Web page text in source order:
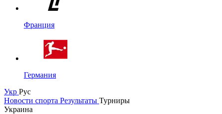
Франция
Германия
Укр Рус
Новости спорта Результаты Турниры
Украина